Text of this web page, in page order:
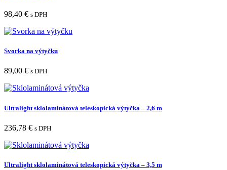
98,40 € s DPH
Svorka na výtyčku
89,00 € s DPH
Ultralight sklolaminátová teleskopická výtyčka – 2,6 m
236,78 € s DPH
Ultralight sklolaminátová teleskopická výtyčka – 3,5 m